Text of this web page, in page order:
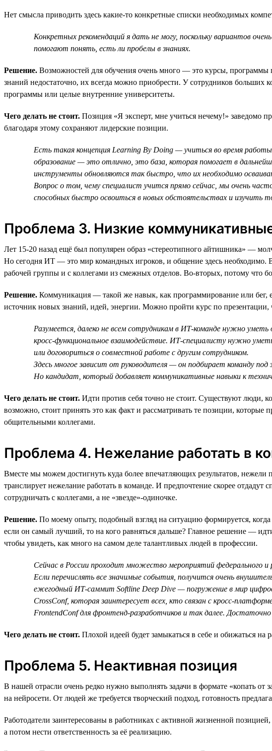
Нет смысла приводить здесь какие-то конкретные списки необходимых
Конкретных рекомендаций я дать не могу, поскольку вариантов
помогают понять, есть ли пробелы в знаниях.
Решение. Возможностей для обучения очень много — это курсы, программы
знаний недостаточно, их всегда можно приобрести. У сотрудников
программы или целые внутренние университеты.
Чего делать не стоит. Позиция «Я эксперт, мне учиться нечему!» заведомо
благодаря этому сохраняют лидерские позиции.
Есть такая концепция Learning By Doing — учиться во время
образование — это отлично, это база, которая помогает в
инструменты обновляются так быстро, что их необходимо
Вопрос о том, чему специалист учится прямо сейчас, мы очень
способных быстро освоиться в новых обстоятельствах и изучить
Проблема 3. Низкие
Лет 15‑20 назад ещё был популярен образ «стереотипного айтишника» —
Но сегодня ИТ — это мир командных игроков, и общение здесь необходимо.
рабочей группы и с коллегами из смежных отделов. Во-вторых, потому что
Решение. Коммуникация — такой же навык, как программирование или бег,
источник новых знаний, идей, энергии. Можно пройти курс по
Разумеется, далеко не всем сотрудникам в ИТ-команде нужно
кросс-функциональное взаимодействие. ИТ-специалисту нужно
или договориться о совместной работе с другим сотрудником.
Здесь многое зависит от руководителя — он подбирает команду
Но кандидат, который добавляет коммуникативные навыки к
Чего делать не стоит. Идти против себя точно не стоит. Существуют люди,
возможно, стоит принять это как факт и рассматривать те позиции,
общительными коллегами.
Проблема 4. Нежелание работать в
Вместе мы можем достигнуть куда более впечатляющих результатов,
транслирует нежелание работать в команде. И предпочтение скорее
сотрудничать с коллегами, а не «звезде»-одиночке.
Решение. По моему опыту, подобный взгляд на ситуацию формируется,
если он самый лучший, то на кого равняться дальше? Главное решение —
чтобы увидеть, как много на самом деле талантливых людей в профессии.
Сейчас в России проходит множество мероприятий федерального
Если перечислять все значимые события, получится очень
ежегодный ИТ-саммит Softline Deep Dive — погружение в мир
CrossConf, которая заинтересует всех, кто связан с кросс-
FrontendConf для фронтенд-разработчиков и так далее.
Чего делать не стоит. Плохой идеей будет замыкаться в себе и обижаться
Проблема 5. Неактивная позиция
В нашей отрасли очень редко нужно выполнять задачи в формате «копать от
на нейросети. От людей же требуется творческий подход, готовность
Работодатели заинтересованы в работниках с активной жизненной
а потом нести ответственность за её реализацию.